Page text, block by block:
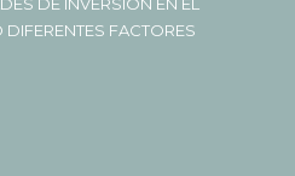
FACTORES